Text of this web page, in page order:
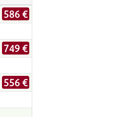
586 €
749 €
556 €